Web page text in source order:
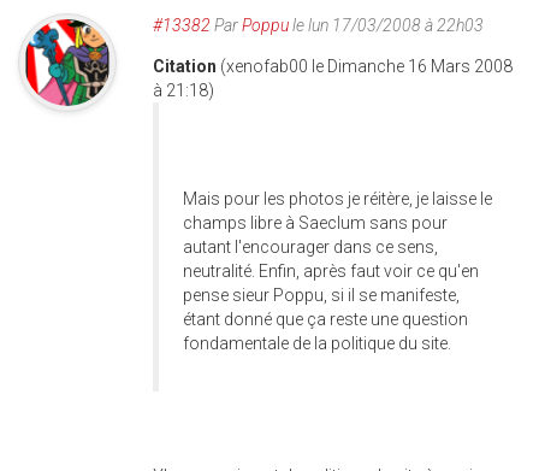
#13382 ParPoppule lun 17/03/2008 à 22h03
Citation (xenofab00 le Dimanche 16 Mars 2008
à 21:18)
Mais pour les photos je réitère, je laisse le
champs libre à Saeclum sans pour
autant l'encourager dans ce sens,
neutralité. Enfin, après faut voir ce qu'en
pense sieur Poppu, si il se manifeste,
étant donné que ça reste une question
fondamentale de la politique du site.